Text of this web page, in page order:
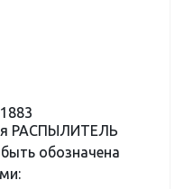
РАСПЫЛИТЕЛЬ
обозначена